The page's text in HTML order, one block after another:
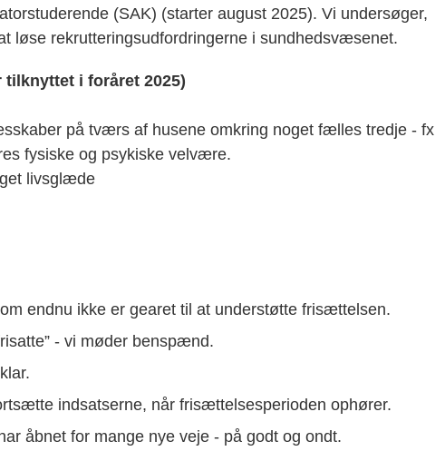
(SAK) (starter august 2025). Vi undersøger,
løse rekrutteringsudfordringerne i sundhedsvæsenet.
i foråret 2025)
på tværs af husene omkring noget fælles tredje - fx
fysiske og psykiske velvære.
livsglæde
endnu ikke er gearet til at understøtte frisættelsen.
- vi møder benspænd.
indsatserne, når frisættelsesperioden ophører.
åbnet for mange nye veje - på godt og ondt.